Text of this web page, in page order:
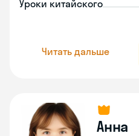
Уроки китайского
Читать дальше
Анна